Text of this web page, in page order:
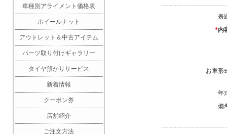
車種別アライメント価格表
ホイールナット
アウトレット＆中古アイテム
パーツ取り付けギャラリー
タイヤ預かりサービス
新着情報
クーポン券
店舗紹介
ご注文方法
表
*内
お車形
年
備